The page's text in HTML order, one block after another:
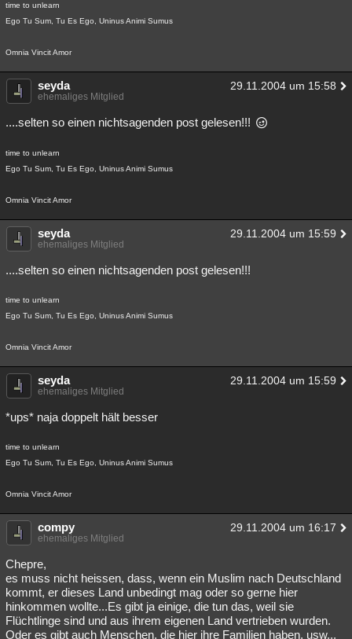
time to unlearn
Ego Tu Sum, Tu Es Ego, Uninus Animi Sumus
Omnia Vincit Amor
seyda 29.11.2004 um 15:58
ehemaliges Mitglied
....selten so einen nichtsagenden post gelesen!!!
time to unlearn
Ego Tu Sum, Tu Es Ego, Uninus Animi Sumus
Omnia Vincit Amor
seyda 29.11.2004 um 15:59
ehemaliges Mitglied
....selten so einen nichtsagenden post gelesen!!!
time to unlearn
Ego Tu Sum, Tu Es Ego, Uninus Animi Sumus
Omnia Vincit Amor
seyda 29.11.2004 um 15:59
ehemaliges Mitglied
*ups* naja doppelt hält besser
time to unlearn
Ego Tu Sum, Tu Es Ego, Uninus Animi Sumus
Omnia Vincit Amor
compy 29.11.2004 um 16:17
ehemaliges Mitglied
Chepre,
es muss nicht heissen, dass, wenn ein Muslim nach Deutschland
kommt, er dieses Land unbedingt mag oder so gerne hier
hinkommen wollte...Es gibt ja einige, die tun das, weil sie
Flüchtlinge sind und aus ihrem eigenen Land vertrieben wurden.
Oder es gibt auch Menschen, die hier ihre Familien haben, usw...